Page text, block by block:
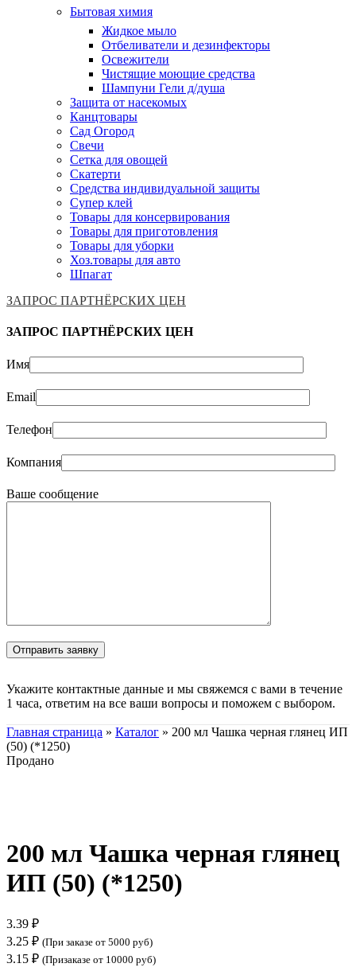
Бытовая химия
Жидкое мыло
Отбеливатели и дезинфекторы
Освежители
Чистящие моющие средства
Шампуни Гели д/душа
Защита от насекомых
Канцтовары
Сад Огород
Свечи
Сетка для овощей
Скатерти
Средства индивидуальной защиты
Супер клей
Товары для консервирования
Товары для приготовления
Товары для уборки
Хоз.товары для авто
Шпагат
ЗАПРОС ПАРТНЁРСКИХ ЦЕН
ЗАПРОС ПАРТНЁРСКИХ ЦЕН
Имя
Email
Телефон
Компания
Ваше сообщение
Укажите контактные данные и мы свяжемся с вами в течение
1 часа, ответим на все ваши вопросы и поможем с выбором.
Главная страница » Каталог » 200 мл Чашка черная глянец ИП
(50) (*1250)
Продано
200 мл Чашка черная глянец
ИП (50) (*1250)
3.39 ₽
3.25 ₽ (При заказе от 5000 руб)
3.15 ₽ (Призаказе от 10000 руб)